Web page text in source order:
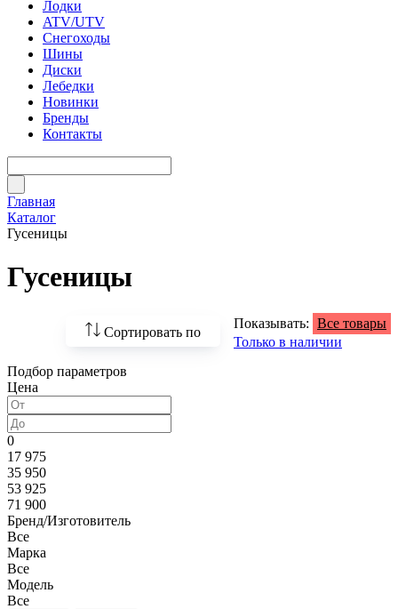
Лодки
ATV/UTV
Снегоходы
Шины
Диски
Лебедки
Новинки
Бренды
Контакты
Главная
Каталог
Гусеницы
Гусеницы
Сортировать по
По возрастанию
По популярности
Показывать: Все товары
Только в наличии
Подбор параметров
Цена
0
17 975
35 950
53 925
71 900
Бренд/Изготовитель
Все
Марка
Все
Модель
Все